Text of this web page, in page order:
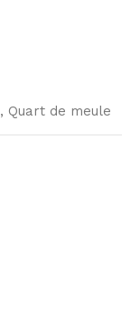
, Quart de meule